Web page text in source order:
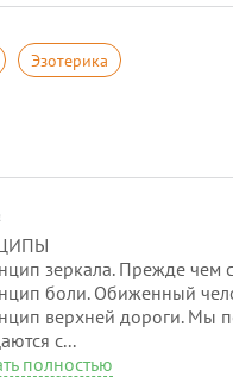
Эзотерика
зеркала. Прежде чем
боли. Обиженный
верхней дороги. Мы
с...
полностью